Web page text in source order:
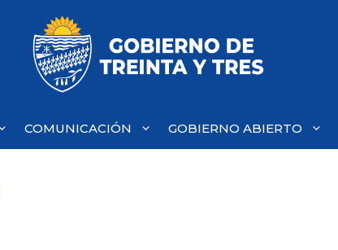
COMUNICACIÓN GOBIERNO ABIERTO